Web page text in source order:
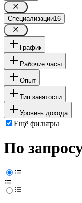
Специализации16
График
Рабочие часы
Опыт
Тип занятости
Уровень дохода
Ещё фильтры
По